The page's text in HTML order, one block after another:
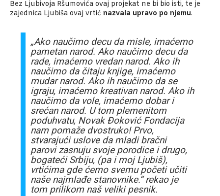
Bez Ljubivoja Ršumovića ovaj projekat ne bi bio isti, te je
zajednica Ljubiša ovaj vrtić nazvala upravo po njemu.
„Ako naučimo decu da misle, imaćemo
pametan narod. Ako naučimo decu da
rade, imaćemo vredan narod. Ako ih
naučimo da čitaju knjige, imaćemo
mudar narod. Ako ih naučimo da se
igraju, imaćemo kreativan narod. Ako ih
naučimo da vole, imaćemo dobar i
srećan narod. U tom plemenitom
poduhvatu, Novak Đoković Fondacija
nam pomaže dvostruko! Prvo,
stvarajući uslove da mladi bračni
parovi zasnuju svoje porodice i drugo,
bogateći Srbiju, (pa i moj Ljubiš),
vrtićima gde ćemo svemu početi učiti
naše najmlađe stanovnike.“ rekao je
tom prilikom naš veliki pesnik.